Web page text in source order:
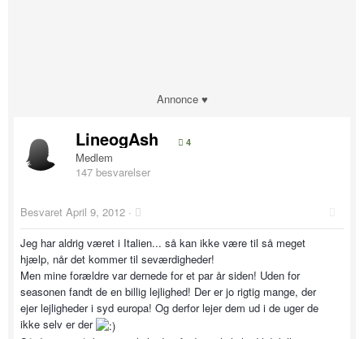
Annonce ♥
LineogAsh 4
Medlem
147 besvarelser
Besvaret April 9, 2012 ·
Jeg har aldrig været i Italien... så kan ikke være til så meget
hjælp, når det kommer til seværdigheder!
Men mine forældre var dernede for et par år siden! Uden for
seasonen fandt de en billig lejlighed! Der er jo rigtig mange, der
ejer lejligheder i syd europa! Og derfor lejer dem ud i de uger de
ikke selv er der